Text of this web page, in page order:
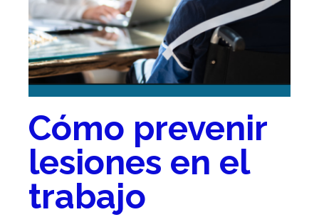
Cómo prevenir
lesiones en el
trabajo